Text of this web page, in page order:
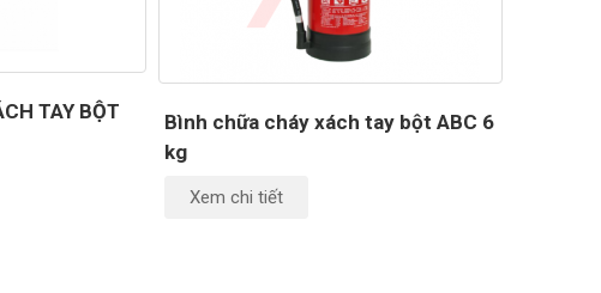
TAY BỘT
Bình chữa cháy xách tay bột ABC 6
kg
Xem chi tiết